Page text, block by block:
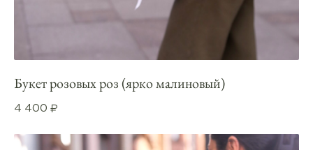
Букет розовых роз (ярко малиновый)
4 400 ₽